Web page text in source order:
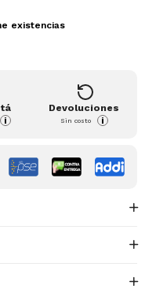
existencias
i
Devoluciones
Sin costo i